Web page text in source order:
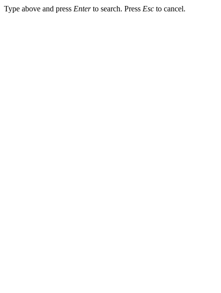
Type above and press Enterto search. Press Esc to cancel.